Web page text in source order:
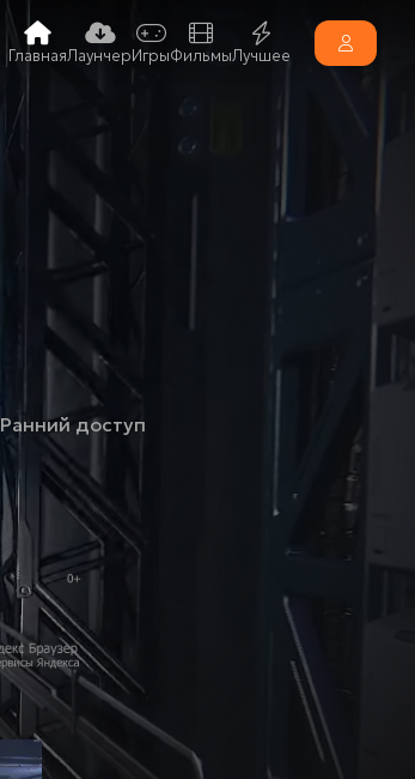
ГлавнаяЛаунчерИгрыФильмыЛучшее
Ранний доступ